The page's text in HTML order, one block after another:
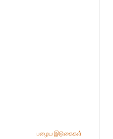
பழைய இடுகைகள்